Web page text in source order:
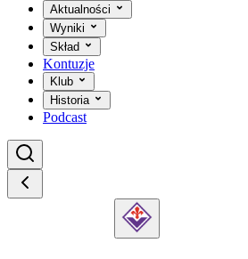
Aktualności
Wyniki
Skład
Kontuzje
Klub
Historia
Podcast